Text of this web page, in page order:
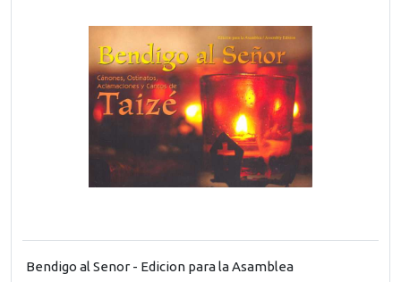
Bendigo al Senor - Edicion para la Asamblea